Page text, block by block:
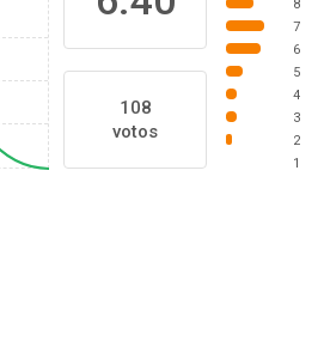
108
votos
8
7
6
5
4
3
2
1